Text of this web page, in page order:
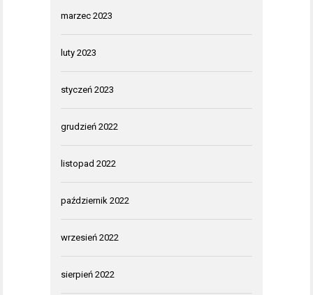
marzec 2023
luty 2023
styczeń 2023
grudzień 2022
listopad 2022
październik 2022
wrzesień 2022
sierpień 2022